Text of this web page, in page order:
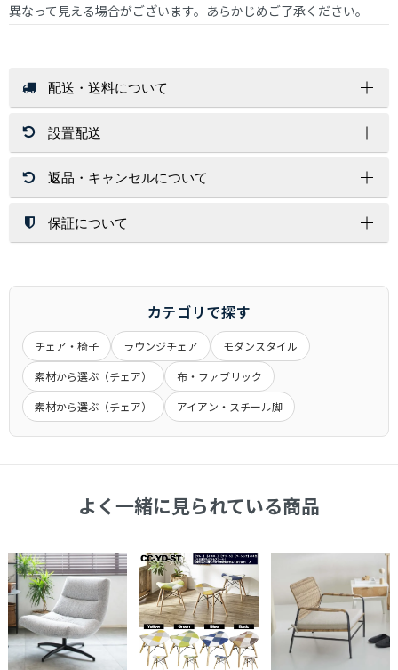
異なって見える場合がございます。あらかじめご了承ください。
配送・送料について
送 料
店内商品送料無料（一部商品を除く）
北海道・沖縄・離島はその都度お見積りいたします。
ご注文金額に関係なく送料が必要な商品もございます。
玄関先までのお届けとなります。
アパート・マンションの場合は1Fまでとなる場合がございま
す。
大きな商品は安全のため、玄関先までお手伝いをお願いする場
合もございます。
ご注文前に搬入経路などお確かめ下さい。
商品によって発送元が異なる場合がございます。
大型商品配送
大型商品につきまして、商品詳細に記載しております。
がございます。
※大型商品の配送は時間指定をお受けしておりません。
集合住宅の場合、１階エントランス、戸建ての場合は玄関口で
お渡しとなります。
設置配送
開梱設置サービスは、配送員１～２名が配達先にお伺いし家具
を設置する場所まで運び、開梱/設置/梱包材処分まで運送業者
が行います。
※お荷物の大きさによっては1名配達になります。
返品・キャンセルについて
返 品
お客様都合（サイズ/色味/木目/イメージ/肌触り/誤注文）での
交換時の返品（返送）は交換品の到着時に入れ替えを行います
ので、くれぐれもお客様からの返送はご遠慮下さい。
キャンセル
一定期間経過後はキャンセル料をいただく場合もございます。
商品発送後のキャンセルできませんのでご了承ください。
受注生産品につきましてはキャンセル不可とさせていただきま
保証について
記載が無いものにつきましては、６ヶ月間となります。
メーカー商品に関しましては、メーカー保証・代理店保証があ
るものは、それらに準じます。
※当店の商品は一般家庭用として設計されています。
業務用として使用したことによる故障および損傷は保証の対象
外となります。
交 換
カテゴリで探す
チェア・椅子 ラウンジチェア
モダンスタイル
素材から選ぶ（チェア）
布・ファブリック
素材から選ぶ（チェア）
アイアン・スチール脚
よく一緒に見られている商品